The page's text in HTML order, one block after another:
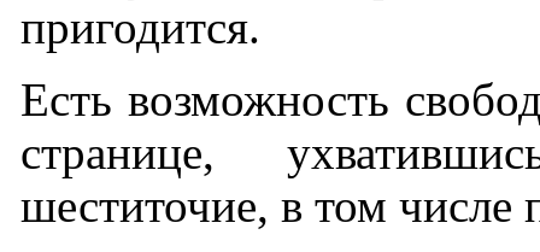
пригодится.
Есть возможность
странице,
шеститочие, в том числе